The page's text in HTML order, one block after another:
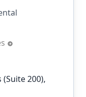
(Suite 200),